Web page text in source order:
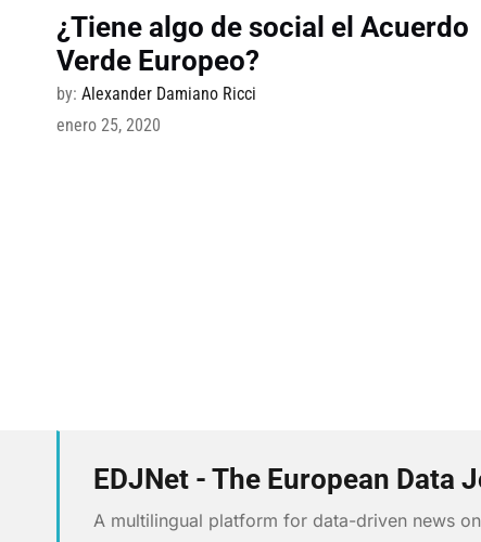
¿Tiene algo de social el Acuerdo
Verde Europeo?
by: Alexander Damiano Ricci
enero 25, 2020
EDJNet - The European Data
A multilingual platform for data-driven news